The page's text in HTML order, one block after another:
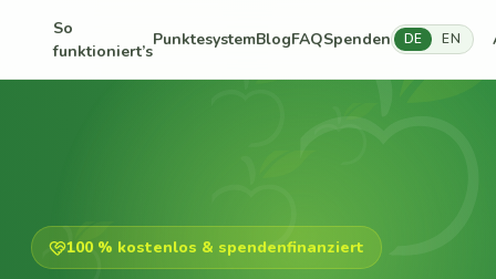
So
funktioniert’s
PunktesystemBlogFAQSpenden DE EN
100 % kostenlos & spendenfinanziert